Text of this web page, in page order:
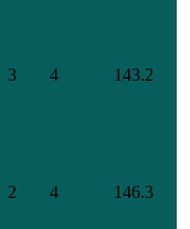
3 4 143.2
2 4 146.3